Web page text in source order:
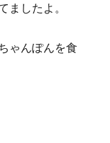
ましたよ。
ゃんぽんを食